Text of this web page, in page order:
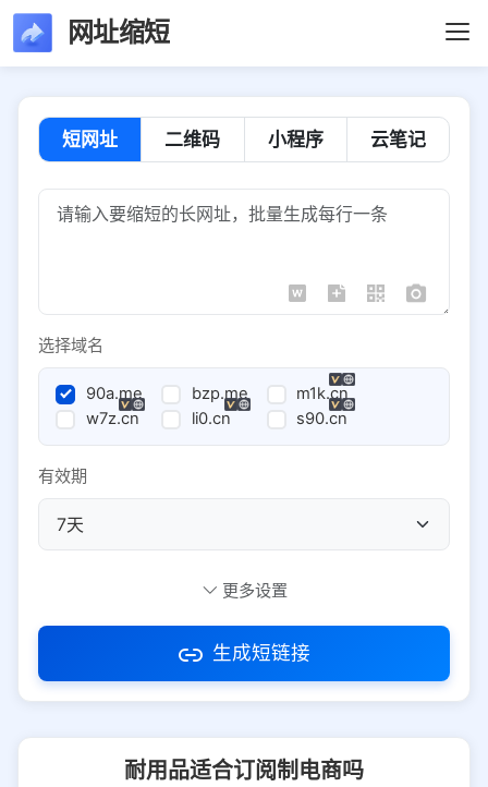
网址缩短
短网址 二维码 小程序 云笔记
选择域名
90a.me bzp.me
m1k.cn
w7z.cn
li0.cn s90.cn
有效期
访问密码
更多设置
生成短链接
耐用品适合订阅制电商吗